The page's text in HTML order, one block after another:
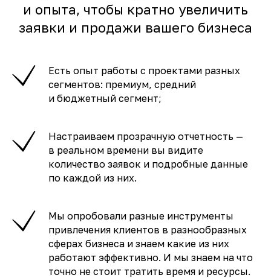
и опыта, чтобы кратно увеличить
заявки и продажи вашего бизнеса
Есть опыт работы с проектами разных
сегментов: премиум, средний
и бюджетный сегмент;
Настраиваем прозрачную отчетность —
в реальном времени вы видите
количество заявок и подробные данные
по каждой из них.
Мы опробовали разные инструменты
привлечения клиентов в разнообразных
сферах бизнеса и знаем какие из них
работают эффективно. И мы знаем на что
точно не стоит тратить время и ресурсы.